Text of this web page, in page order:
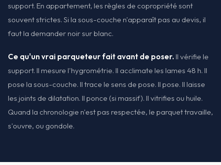
support. En appartement, les règles de copropriété sont
souvent strictes. Si la sous-couche n'apparaît pas au devis, il
faut la demander noir sur blanc.
Ce qu'un vrai parqueteur fait avant de poser. Il vérifie le
support. Il mesure l'hygrométrie. Il acclimate les lames 48 h. Il
pose la sous-couche. Il trace le sens de pose. Il pose. Il laisse
les joints de dilatation. Il ponce (si massif). Il vitrifies ou huile.
Quand la chronologie n'est pas respectée, le parquet travaille,
s'ouvre, ou gondole.